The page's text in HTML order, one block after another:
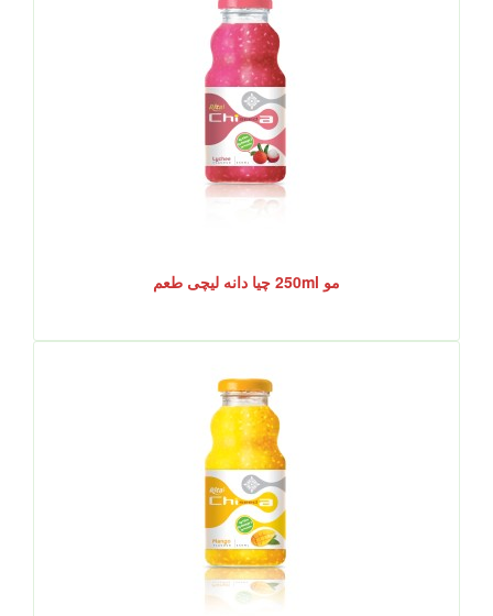
مو 250ml چیا دانه لیچی طعم